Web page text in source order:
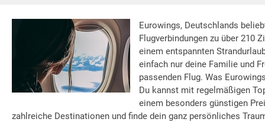
Eurowings, Deutschlands
Flugverbindungen zu über 210
einem entspannten
einfach nur deine Familie und
passenden Flug. Was
Du kannst mit regelmäßigen
einem besonders günstigen
zahlreiche Destinationen und finde dein ganz persönliches